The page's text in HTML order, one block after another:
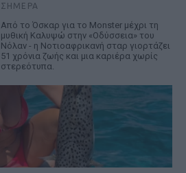
ΣΉΜΕΡΑ
Από το Όσκαρ για το Monster μέχρι τη
μυθική Καλυψώ στην «Οδύσσεια» του
Νόλαν - η Νοτιοαφρικανή σταρ γιορτάζει
51 χρόνια ζωής και μια καριέρα χωρίς
στερεότυπα.